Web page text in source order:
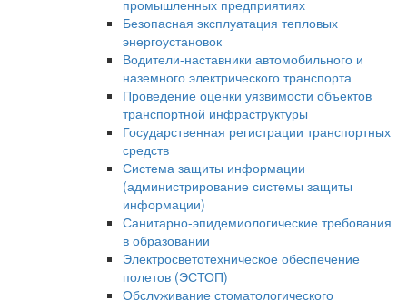
промышленных предприятиях
Безопасная эксплуатация тепловых
энергоустановок
Водители-наставники автомобильного и
наземного электрического транспорта
Проведение оценки уязвимости объектов
транспортной инфраструктуры
Государственная регистрации транспортных
средств
Система защиты информации
(администрирование системы защиты
информации)
Санитарно-эпидемиологические требования
в образовании
Электросветотехническое обеспечение
полетов (ЭСТОП)
Обслуживание стоматологического